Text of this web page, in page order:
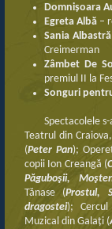
Domnișoara
Egreta Albă –
Sania Albastră
Creimerman
Zâmbet De
premiul II la
Songuri
Spectacolele
Teatrul din
(Peter Pan);
copii Ion Creangă (
Păguboşii,
Tănase (Prostul,
dragostei); Cercul
Muzical din Galați (